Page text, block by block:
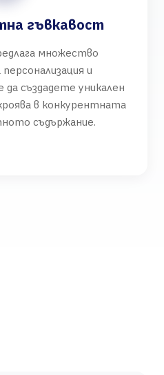
гъвкавост
множество
и
създадете уникален
в конкурентната
съдържание.